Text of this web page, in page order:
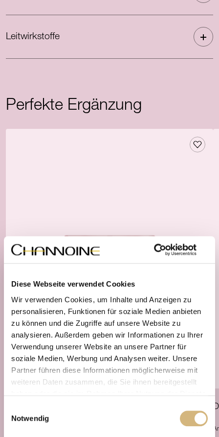
Diese Webseite verwendet Cookies
Wir verwenden Cookies, um Inhalte und Anzeigen zu
personalisieren, Funktionen für soziale Medien anbieten
zu können und die Zugriffe auf unsere Website zu
analysieren. Außerdem geben wir Informationen zu Ihrer
Verwendung unserer Website an unsere Partner für
soziale Medien, Werbung und Analysen weiter. Unsere
Partner führen diese Informationen möglicherweise mit
weiteren Daten zusammen, die Sie ihnen bereitgestellt
und im
Notwendig
Leitwirkstoffe
Perfekte Ergänzung
plus CBD